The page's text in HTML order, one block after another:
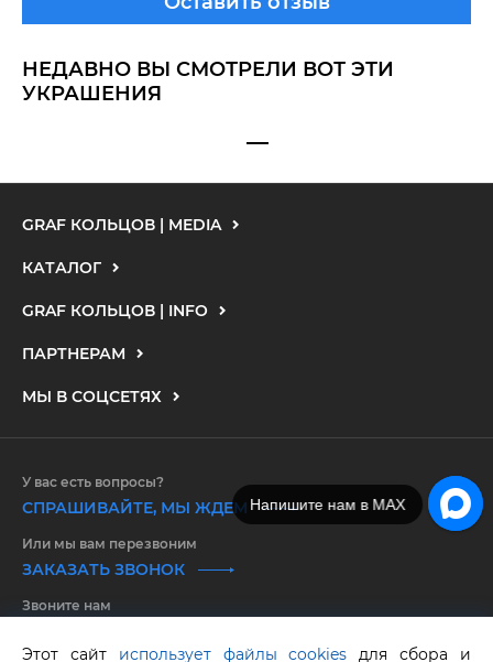
НЕДАВНО ВЫ СМОТРЕЛИ ВОТ ЭТИ
УКРАШЕНИЯ
GRAF КОЛЬЦОВ | MEDIA
КАТАЛОГ
GRAF КОЛЬЦОВ | INFO
ПАРТНЕРАМ
МЫ В СОЦСЕТЯХ
У вас есть вопросы?
СПРАШИВАЙТЕ, МЫ ЖДЕМ
Или мы вам перезвоним
ЗАКАЗАТЬ ЗВОНОК
Звоните нам
Этот сайт использует файлы cookies для сбора и
Напишите нам в MAX